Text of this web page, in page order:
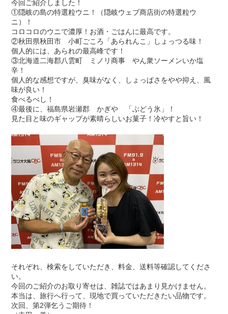
今回ご紹介しました！
①隠岐の島の特選粒ウニ！（隠岐ウェブ商店街の特選粒ウ
ニ）！
コロコロのウニで濃厚！お酒・ごはんに最高です。
②秋田県秋田市 小町ごころ「あられんこ」しょっつる味！
個人的には、あられの最高峰です！
③北海道二海郡八雲町 ミノリ商事 やん衆ソーメンいか塩
辛！
個人的な感想ですが、臭味がなく、しょっぱさをやや抑え、風
味が良い！
食べるべし！
④最後に、福島県岩瀬郡 かぎや 「ぶどう氷」！
見た目と味のギャップが素晴らしいお菓子！冷やすと旨い！
それぞれ、検索をしていただき、料金、送料等確認してくださ
い。
今回のご紹介のお取り寄せは、雑誌ではあまり見かけません。
本当は、旅行へ行って、現地で買っていただきたい品物です。
次回、第2弾乞うご期待！